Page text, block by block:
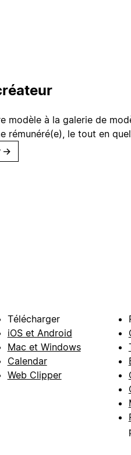
modèle à la galerie de
rémunéré(e), le tout en
→
Télécharger
iOS et Android
Mac et Windows
Calendar
Web Clipper